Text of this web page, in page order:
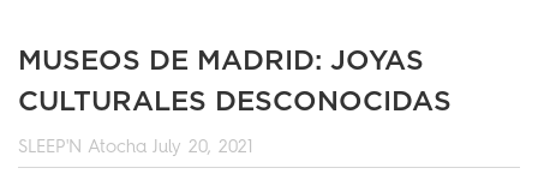
MUSEOS DE MADRID: JOYAS
CULTURALES DESCONOCIDAS
SLEEP'N Atocha July 20, 2021